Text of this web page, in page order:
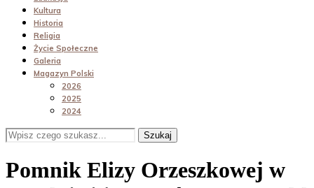
Kultura
Historia
Religia
Życie Społeczne
Galeria
Magazyn Polski
2026
2025
2024
Szukaj
Pomnik Elizy Orzeszkowej w